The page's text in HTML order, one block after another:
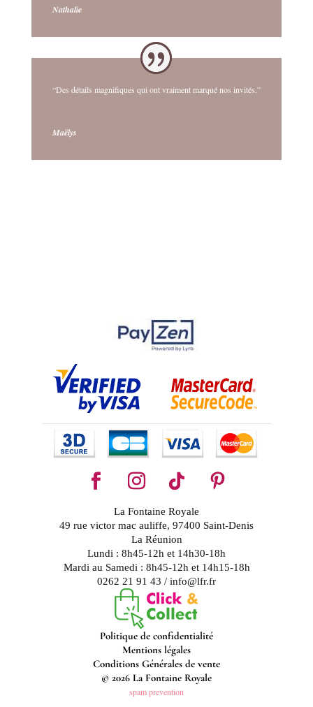
Nathalie
“Des détails magnifiques qui ont vraiment marqué nos invités.”
Maëlys
La Fontaine Royale
49 rue victor mac auliffe, 97400 Saint-Denis
La Réunion
Lundi : 8h45-12h et 14h30-18h
Mardi au Samedi : 8h45-12h et 14h15-18h
0262 21 91 43 / info@lfr.fr
Politique de confidentialité
Mentions légales
Conditions Générales de vente
© 2026 La Fontaine Royale
spam prevention